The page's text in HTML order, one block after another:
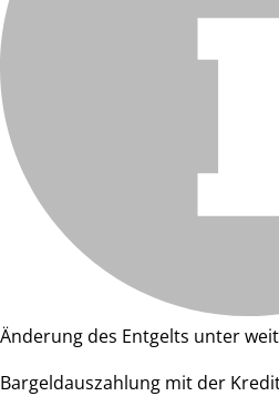
Änderung des Entgelts unter
Bargeldauszahlung mit der